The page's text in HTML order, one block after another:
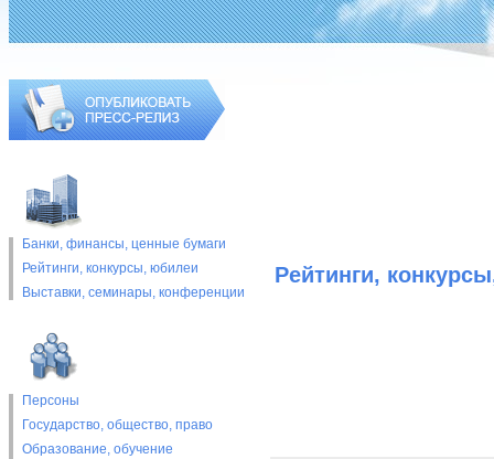
Банки, финансы, ценные бумаги
Рейтинги, конкурсы, юбилеи
Выставки, cеминары, конференции
Персоны
Государство, общество, право
Образование, обучение
Рейтинги,